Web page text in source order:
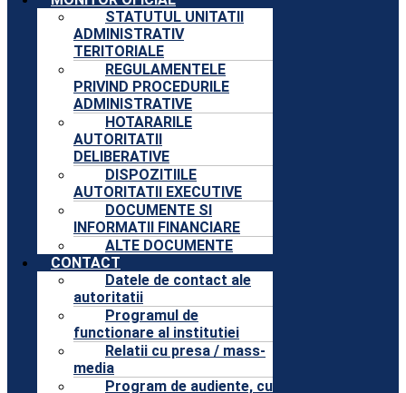
STATUTUL UNITATII
ADMINISTRATIV
TERITORIALE
REGULAMENTELE
PRIVIND PROCEDURILE
ADMINISTRATIVE
HOTARARILE
AUTORITATII
DELIBERATIVE
DISPOZITIILE
AUTORITATII EXECUTIVE
DOCUMENTE SI
INFORMATII FINANCIARE
ALTE DOCUMENTE
CONTACT
Datele de contact ale
autoritatii
Programul de
functionare al institutiei
Relatii cu presa / mass-
media
Program de audiente, cu